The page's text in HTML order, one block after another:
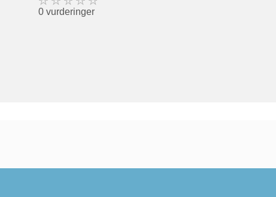
0 vurderinger